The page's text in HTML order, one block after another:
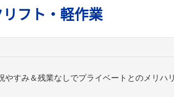
フト・軽作業
やすみ＆残業なしでプライベートとのメリハ